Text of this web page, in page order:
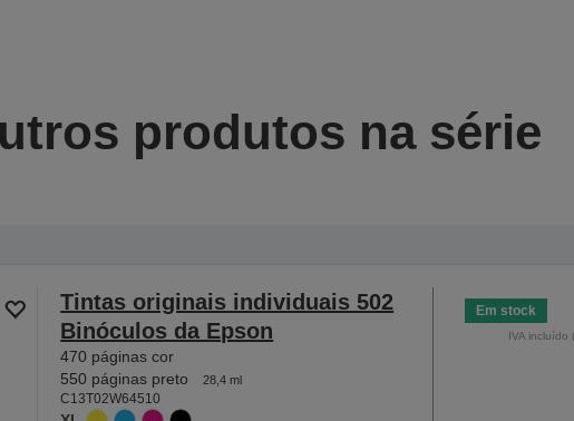
produtos na série
Tintas originais individuais 502
Binóculos da Epson
470 páginas cor
550 páginas preto
28,4 ml
C13T02W64510
Em stock
IVA incluído